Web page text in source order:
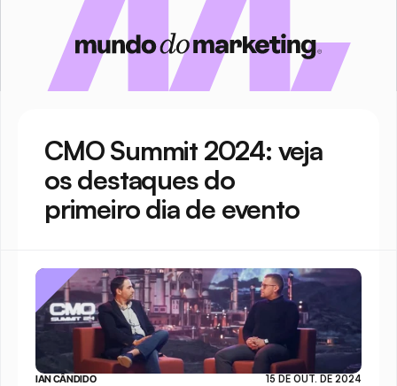
CMO Summit 2024: veja
os destaques do
primeiro dia de evento
IAN CÂNDIDO 15 DE OUT. DE 2024